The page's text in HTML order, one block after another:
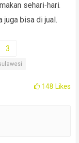
sehari-hari.
juga bisa di jual.
3
148 Likes